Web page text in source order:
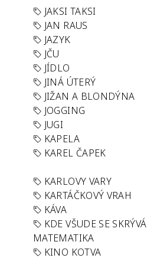
JAKSI TAKSI
JAN RAUS
JAZYK
JČU
JÍDLO
JINÁ ÚTERÝ
JIŽAN A BLONDÝNA
JOGGING
JUGI
KAPELA
KAREL ČAPEK
KARLOVY VARY
KARTÁČKOVÝ VRAH
KÁVA
KDE VŠUDE SE SKRÝVÁ
MATEMATIKA
KINO KOTVA